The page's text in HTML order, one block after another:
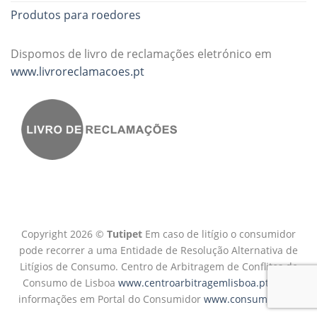
Produtos para roedores
Dispomos de livro de reclamações eletrónico em
www.livroreclamacoes.pt
Copyright 2026 © Tutipet Em caso de litígio o consumidor
pode recorrer a uma Entidade de Resolução Alternativa de
Litígios de Consumo. Centro de Arbitragem de Conflitos de
Consumo de Lisboa www.centroarbitragemlisboa.pt
informações em Portal do Consumidor www.consumidor.pt